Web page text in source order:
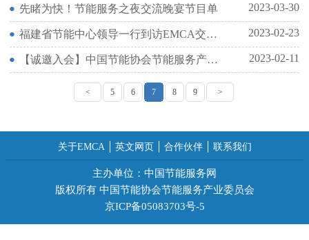
先睹为快！节能服务之夜交流晚宴节目单 2023-03-30
福建省节能中心领导一行到访EMCA交流节能服务产业发展情况 2023-02-23
【诚邀入会】中国节能协会节能服务产业委员会(EMCA) 2023-02-11
< 5 6 7 8 9 >
关于EMCA 英文网页 合作伙伴 联系我们
主办单位：中国节能服务网
版权所有 中国节能协会节能服务产业委员会
京ICP备05083703号-5